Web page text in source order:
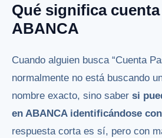
Qué significa
ABANCA
Cuando alguien busca “Cuenta
normalmente no está buscando
nombre exacto, sino saber si
en ABANCA identificándose
respuesta corta es sí, pero con